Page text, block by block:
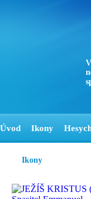
Úvod Ikony
Ikony